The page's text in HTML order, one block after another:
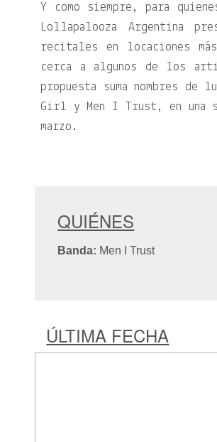
Y como siempre, para
Lollapalooza Argentina
recitales en locaciones
cerca a algunos de los
propuesta suma nombres
Girl y Men I Trust, en una
marzo.
QUIÉNES
Banda: Men I Trust
ÚLTIMA FECHA